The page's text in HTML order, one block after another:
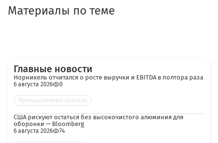
Материалы по теме
Главные новости
Норникель отчитался о росте выручки и EBITDA в полтора раза
6 августа 2026 0
Промышленные новости
США рискуют остаться без высокочистого алюминия для
оборонки — Bloomberg
6 августа 2026 74